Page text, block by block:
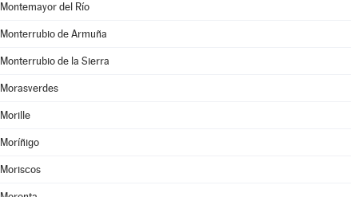
Montemayor del Río
Monterrubio de Armuña
Monterrubio de la Sierra
Morasverdes
Morille
Moríñigo
Moriscos